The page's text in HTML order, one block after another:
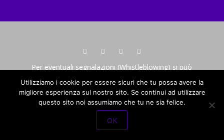
Per eventuali segnalazioni (Whistleblowing) si può
odvtptmpieropan@gmail.com
© 2018PTM PIEROPAN- Cap. sociale Euro 10.000
i.v. - P.IVA 03566140244
All Rights Reserved -
Powered by Fas-net
Utilizziamo i cookie per essere sicuri che tu possa avere la
migliore esperienza sul nostro sito. Se continui ad utilizzare
questo sito noi assumiamo che tu ne sia felice.
OK